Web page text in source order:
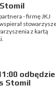
- firmę JKJ
z kartą
Stomil